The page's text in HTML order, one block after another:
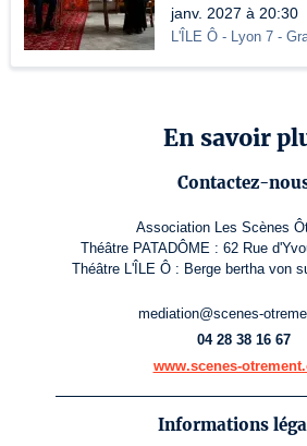
janv. 2027 à 20:30
L'ÎLE Ô - Lyon 7 -
En savoir
Contactez-
Association Les Scènes
Théâtre PATADÔME : 62 Rue
Théâtre L'ÎLE Ô : Berge bertha von
mediation@scenes-
04 28 38 16 67
www.scenes-
Informations